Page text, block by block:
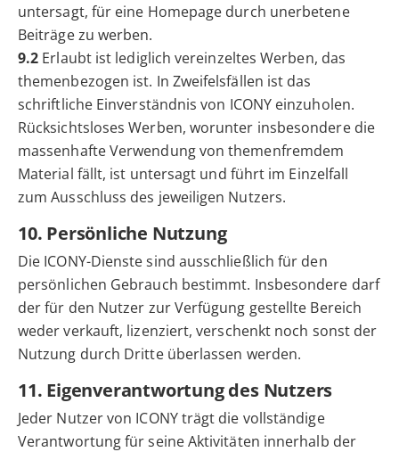
untersagt, für eine Homepage durch unerbetene
Beiträge zu werben.
9.2 Erlaubt ist lediglich vereinzeltes Werben, das
themenbezogen ist. In Zweifelsfällen ist das
schriftliche Einverständnis von ICONY einzuholen.
Rücksichtsloses Werben, worunter insbesondere die
massenhafte Verwendung von themenfremdem
Material fällt, ist untersagt und führt im Einzelfall
zum Ausschluss des jeweiligen Nutzers.
10. Persönliche Nutzung
Die ICONY-Dienste sind ausschließlich für den
persönlichen Gebrauch bestimmt. Insbesondere darf
der für den Nutzer zur Verfügung gestellte Bereich
weder verkauft, lizenziert, verschenkt noch sonst der
Nutzung durch Dritte überlassen werden.
11. Eigenverantwortung des Nutzers
Jeder Nutzer von ICONY trägt die vollständige
Verantwortung für seine Aktivitäten innerhalb der